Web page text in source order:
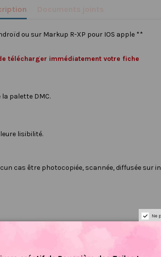
ou sur Markup R-XP pour IOS apple **
télécharger immédiatement votre fiche
palette DMC.
lisibilité.
cas être photocopiée, scannée, diffusée
Ne